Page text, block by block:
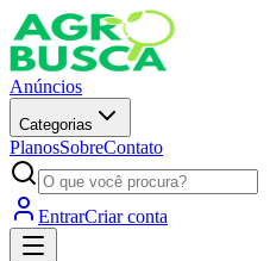
Anúncios
Categorias
PlanosSobreContato
EntrarCriar conta